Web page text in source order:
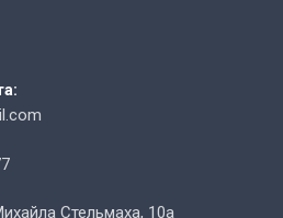
Стельмаха, 10а